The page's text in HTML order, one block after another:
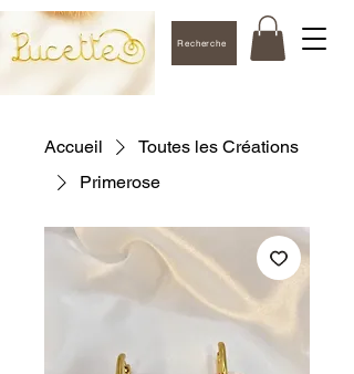
Recherche
Accueil
Toutes les Créations
Primerose